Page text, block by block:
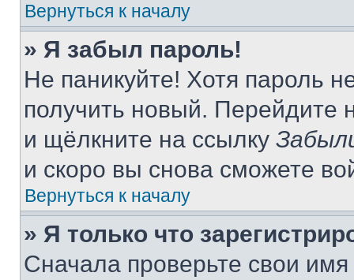
Вернуться к началу
» Я забыл пароль!
Не паникуйте! Хотя пароль
получить новый. Перейдите
и щёлкните на ссылку
и скоро вы снова сможете
Вернуться к началу
» Я только что
Сначала проверьте свои